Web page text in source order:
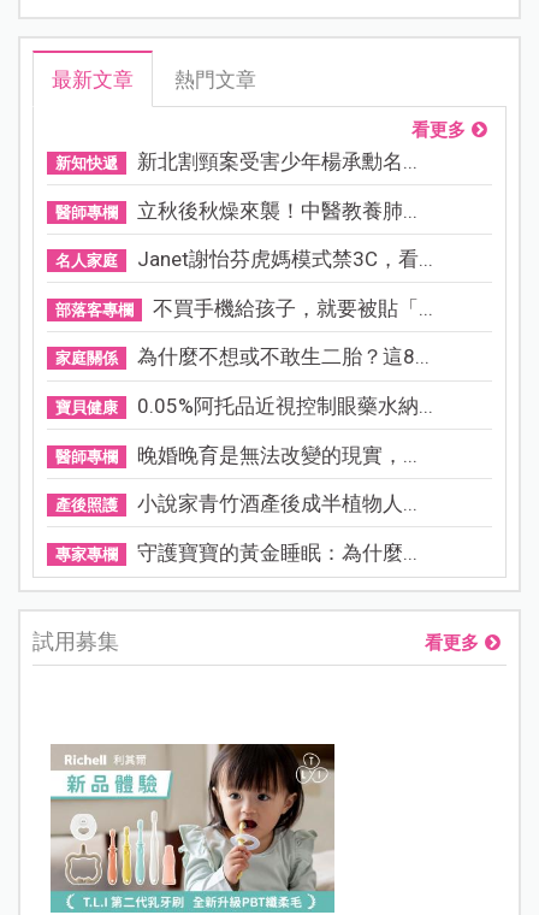
最新文章 熱門文章
看更多
新知快遞 新北割頸案受害少年楊承勳名...
醫師專欄 立秋後秋燥來襲！中醫教養肺...
名人家庭 Janet謝怡芬虎媽模式禁3C，看...
部落客專欄 不買手機給孩子，就要被貼「...
家庭關係 為什麼不想或不敢生二胎？這8...
寶貝健康 0.05%阿托品近視控制眼藥水納...
醫師專欄 晚婚晚育是無法改變的現實，...
產後照護 小說家青竹酒產後成半植物人...
專家專欄 守護寶寶的黃金睡眠：為什麼...
試用募集 看更多